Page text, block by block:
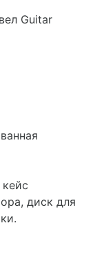
Guitar
диск для